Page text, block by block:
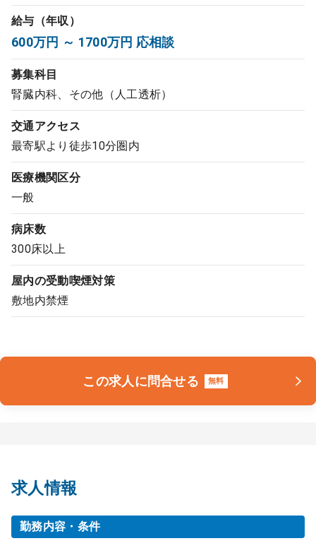
成功事例
転職ノウハウ
受付時間 9:00 ～ 18:00（平日）
クリニック開業
DtoDとは
お問合せ
給与（年収）
600万円 ～ 1700万円 応相談
募集科目
腎臓内科、その他（人工透析）
交通アクセス
最寄駅より徒歩10分圏内
医療機関区分
一般
病床数
300床以上
屋内の受動喫煙対策
敷地内禁煙
この求人に問合せる 無料
求人情報
勤務内容・条件